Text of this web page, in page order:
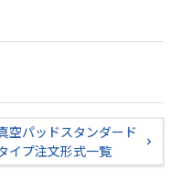
空パッドスタンダード
イプ注文形式一覧